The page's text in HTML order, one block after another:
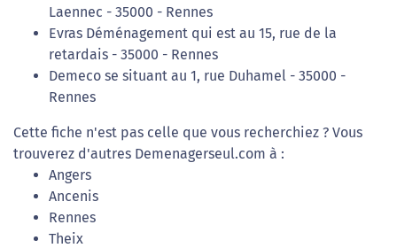
Laennec - 35000 - Rennes
Evras Déménagement qui est au 15, rue de la
retardais - 35000 - Rennes
Demeco se situant au 1, rue Duhamel - 35000 -
Rennes
Cette fiche n'est pas celle que vous recherchiez ? Vous
trouverez d'autres Demenagerseul.com à :
Angers
Ancenis
Rennes
Theix